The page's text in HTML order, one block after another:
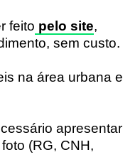
feito pelo site,
sem custo.
na área urbana e
apresentar
(RG, CNH,